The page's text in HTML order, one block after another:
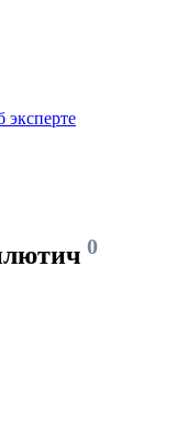
эксперте
0